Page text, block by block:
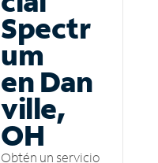
Spectr
um
en Dan
ville,
OH
Obtén un servicio